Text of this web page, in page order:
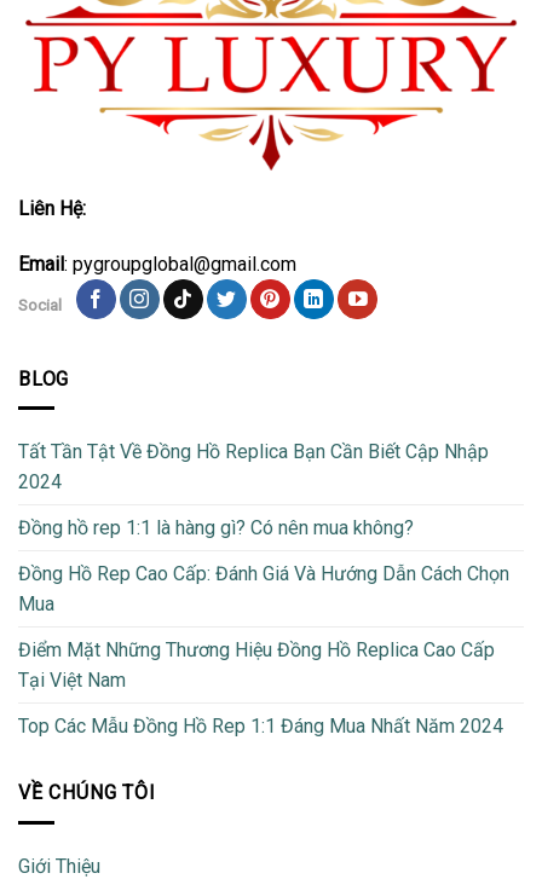
Liên Hệ:
Email: pygroupglobal@gmail.com
Social
BLOG
Tất Tần Tật Về Đồng Hồ Replica Bạn Cần Biết Cập Nhập
2024
Đồng hồ rep 1:1 là hàng gì? Có nên mua không?
Đồng Hồ Rep Cao Cấp: Đánh Giá Và Hướng Dẫn Cách Chọn
Mua
Điểm Mặt Những Thương Hiệu Đồng Hồ Replica Cao Cấp
Tại Việt Nam
Top Các Mẫu Đồng Hồ Rep 1:1 Đáng Mua Nhất Năm 2024
VỀ CHÚNG TÔI
Giới Thiệu